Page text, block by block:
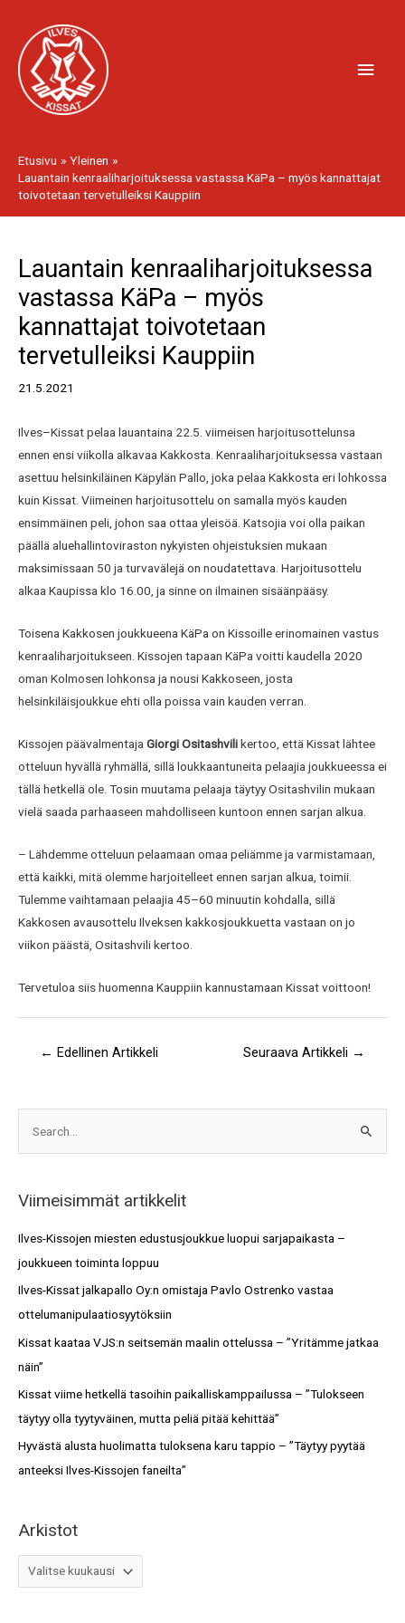
sisältöön
Etusivu
Yleinen
Lauantain kenraaliharjoituksessa vastassa KäPa – myös kannattajat
toivotetaan tervetulleiksi Kauppiin
Lauantain kenraaliharjoituksessa
vastassa KäPa – myös
kannattajat toivotetaan
tervetulleiksi Kauppiin
21.5.2021
Ilves–Kissat pelaa lauantaina 22.5. viimeisen harjoitusottelunsa
ennen ensi viikolla alkavaa Kakkosta. Kenraaliharjoituksessa vastaan
asettuu helsinkiläinen Käpylän Pallo, joka pelaa Kakkosta eri lohkossa
kuin Kissat. Viimeinen harjoitusottelu on samalla myös kauden
ensimmäinen peli, johon saa ottaa yleisöä. Katsojia voi olla paikan
päällä aluehallintoviraston nykyisten ohjeistuksien mukaan
maksimissaan 50 ja turvavälejä on noudatettava. Harjoitusottelu
alkaa Kaupissa klo 16.00, ja sinne on ilmainen sisäänpääsy.
Toisena Kakkosen joukkueena KäPa on Kissoille erinomainen vastus
kenraaliharjoitukseen. Kissojen tapaan KäPa voitti kaudella 2020
oman Kolmosen lohkonsa ja nousi Kakkoseen, josta
helsinkiläisjoukkue ehti olla poissa vain kauden verran.
Kissojen päävalmentaja Giorgi Ositashvilikertoo, että Kissat lähtee
otteluun hyvällä ryhmällä, sillä loukkaantuneita pelaajia joukkueessa ei
tällä hetkellä ole. Tosin muutama pelaaja täytyy Ositashvilin mukaan
vielä saada parhaaseen mahdolliseen kuntoon ennen sarjan alkua.
– Lähdemme otteluun pelaamaan omaa peliämme ja varmistamaan,
että kaikki, mitä olemme harjoitelleet ennen sarjan alkua, toimii.
Tulemme vaihtamaan pelaajia 45–60 minuutin kohdalla, sillä
Kakkosen avausottelu Ilveksen kakkosjoukkuetta vastaan on jo
viikon päästä, Ositashvili kertoo.
Tervetuloa siis huomenna Kauppiin kannustamaan Kissat voittoon!
selaus
← Edellinen Artikkeli Seuraava Artikkeli →
c
h
Viimeisimmät artikkelit
Ilves-Kissojen miesten edustusjoukkue luopui sarjapaikasta –
joukkueen toiminta loppuu
Ilves-Kissat jalkapallo Oy:n omistaja Pavlo Ostrenko vastaa
ottelumanipulaatiosyytöksiin
Kissat kaataa VJS:n seitsemän maalin ottelussa – ”Yritämme jatkaa
näin”
Kissat viime hetkellä tasoihin paikalliskamppailussa – ”Tulokseen
täytyy olla tyytyväinen, mutta peliä pitää kehittää”
Hyvästä alusta huolimatta tuloksena karu tappio – ”Täytyy pyytää
anteeksi Ilves-Kissojen faneilta”
Arkistot
i
t
o
t